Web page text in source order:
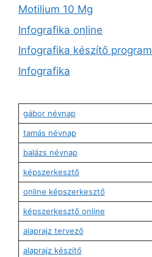
Motilium 10 Mg
Infografika online
Infografika készítő program
Infografika
gábor névnap
tamás névnap
balázs névnap
képszerkesztő
online képszerkesztő
képszerkesztő online
alaprajz tervező
alaprajz készítő